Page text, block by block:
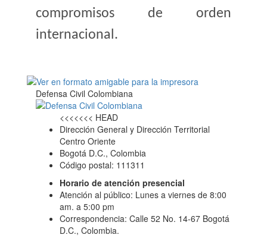
compromisos de orden
internacional.
Defensa Civil Colombiana
<<<<<<< HEAD
Dirección General y Dirección Territorial
Centro Oriente
Bogotá D.C., Colombia
Código postal: 111311
Horario de atención presencial
Atención al público: Lunes a viernes de 8:00
am. a 5:00 pm
Correspondencia: Calle 52 No. 14-67 Bogotá
D.C., Colombia.